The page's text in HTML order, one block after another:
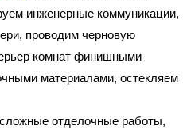
инженерные коммуникации,
проводим черновую
комнат финишными
материалами, остекляем
отделочные работы,